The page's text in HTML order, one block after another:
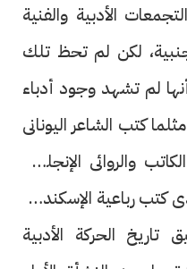
الأدبية والفنية
لكن لم تحظ تلك
لم تشهد وجود أدباء
كتب الشاعر اليونانى
١٩٣٣» أو الكاتب والروائى الإنجليزى
«١٩١٢- ١٩٩٠» الذى كتب رباعية الإسكندرية
الحركة الأدبية